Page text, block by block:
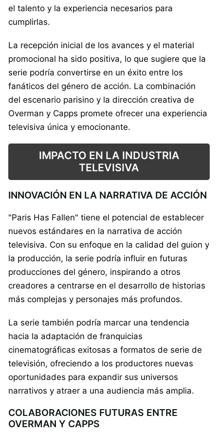
el talento y la experiencia necesarios para
cumplirlas.
La recepción inicial de los avances y el material
promocional ha sido positiva, lo que sugiere que la
serie podría convertirse en un éxito entre los
fanáticos del género de acción. La combinación
del escenario parisino y la dirección creativa de
Overman y Capps promete ofrecer una experiencia
televisiva única y emocionante.
IMPACTO EN LA INDUSTRIA
TELEVISIVA
INNOVACIÓN EN LA NARRATIVA DE ACCIÓN
"Paris Has Fallen" tiene el potencial de establecer
nuevos estándares en la narrativa de acción
televisiva. Con su enfoque en la calidad del guion y
la producción, la serie podría influir en futuras
producciones del género, inspirando a otros
creadores a centrarse en el desarrollo de historias
más complejas y personajes más profundos.
La serie también podría marcar una tendencia
hacia la adaptación de franquicias
cinematográficas exitosas a formatos de serie de
televisión, ofreciendo a los productores nuevas
oportunidades para expandir sus universos
narrativos y atraer a una audiencia más amplia.
COLABORACIONES FUTURAS ENTRE
OVERMAN Y CAPPS